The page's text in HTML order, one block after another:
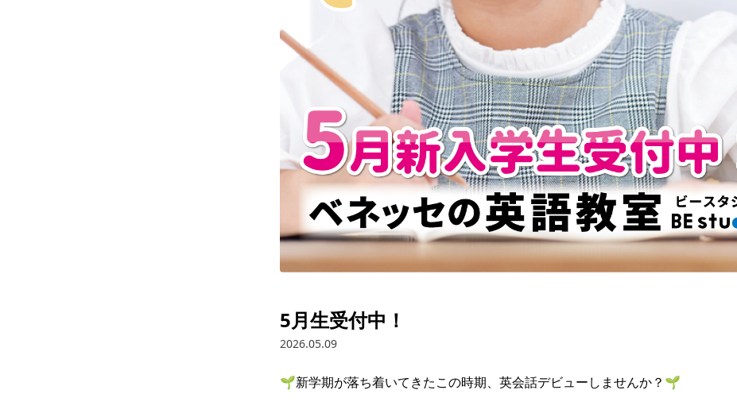
5月生受付中！
2026.05.09
🌱新学期が落ち着いてきたこの時期、英会話デビューしませんか？🌱